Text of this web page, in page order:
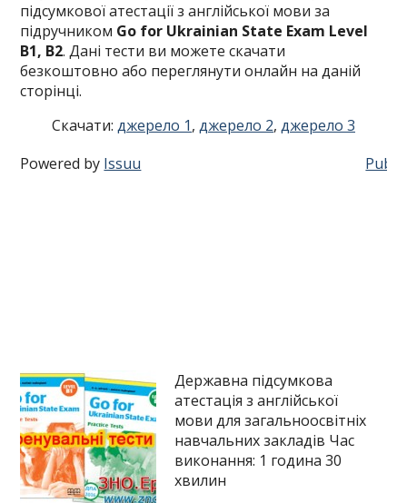
підсумкової атестації з англійської мови за
підручником Go for Ukrainian State Exam Level
B1, B2. Дані тести ви можете скачати
безкоштовно або переглянути онлайн на даній
сторінці.
Скачати: джерело 1, джерело 2, джерело 3
Powered by Issuu
Державна підсумкова
атестація з англійської
мови для загальноосвітніх
навчальних закладів Час
виконання: 1 година 30
хвилин